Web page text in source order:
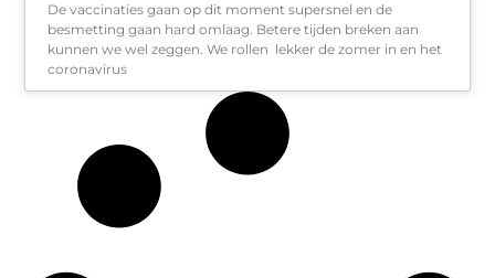
De vaccinaties gaan op dit moment supersnel en de
besmetting gaan hard omlaag. Betere tijden breken aan
kunnen we wel zeggen. We rollen lekker de zomer in en het
coronavirus